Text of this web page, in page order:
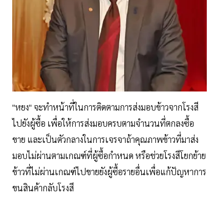
"หยง" จะทำหน้าที่ในการติดตามการส่งมอบข้าวจากโรงสี
ไปยังผู้ซื้อ เพื่อให้การส่งมอบครบตามจำนวนที่ตกลงซื้อ
ขาย และเป็นตัวกลางในการเจรจาถ้าคุณภาพข้าวที่มาส่ง
มอบไม่ผ่านตามเกณฑ์ที่ผู้ซื้อกำหนด หรือช่วยโรงสีโยกย้าย
ข้าวที่ไม่ผ่านเกณฑ์ไปขายยังผู้ซื้อรายอื่นเพื่อแก้ปัญหาการ
ขนสินค้ากลับโรงสี